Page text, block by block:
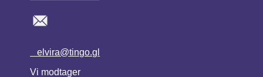
elvira@tingo.gl
Vi modtager